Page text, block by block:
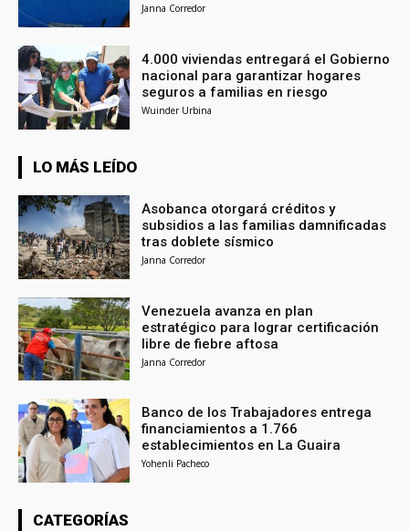
Janna Corredor
4.000 viviendas entregará el Gobierno
nacional para garantizar hogares
seguros a familias en riesgo
Wuinder Urbina
LO MÁS LEÍDO
Asobanca otorgará créditos y
subsidios a las familias damnificadas
tras doblete sísmico
Janna Corredor
Venezuela avanza en plan
estratégico para lograr certificación
libre de fiebre aftosa
Janna Corredor
Banco de los Trabajadores entrega
financiamientos a 1.766
establecimientos en La Guaira
Yohenli Pacheco
CATEGORÍAS